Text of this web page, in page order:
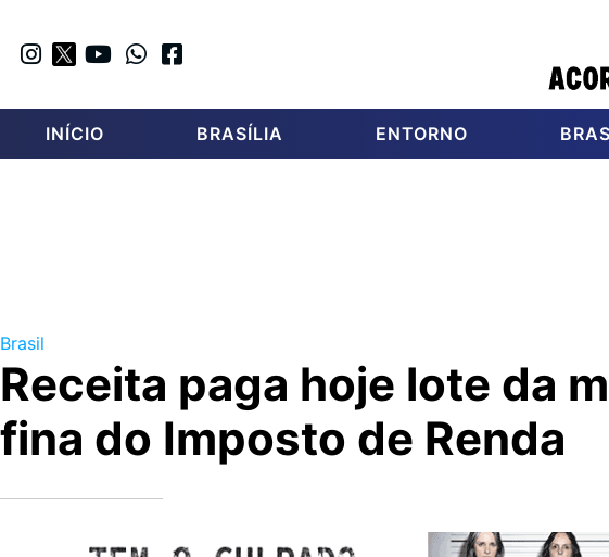
INÍCIO BRASÍLIA ENTORNO
Brasil
Receita paga hoje lote da
fina do Imposto de Renda